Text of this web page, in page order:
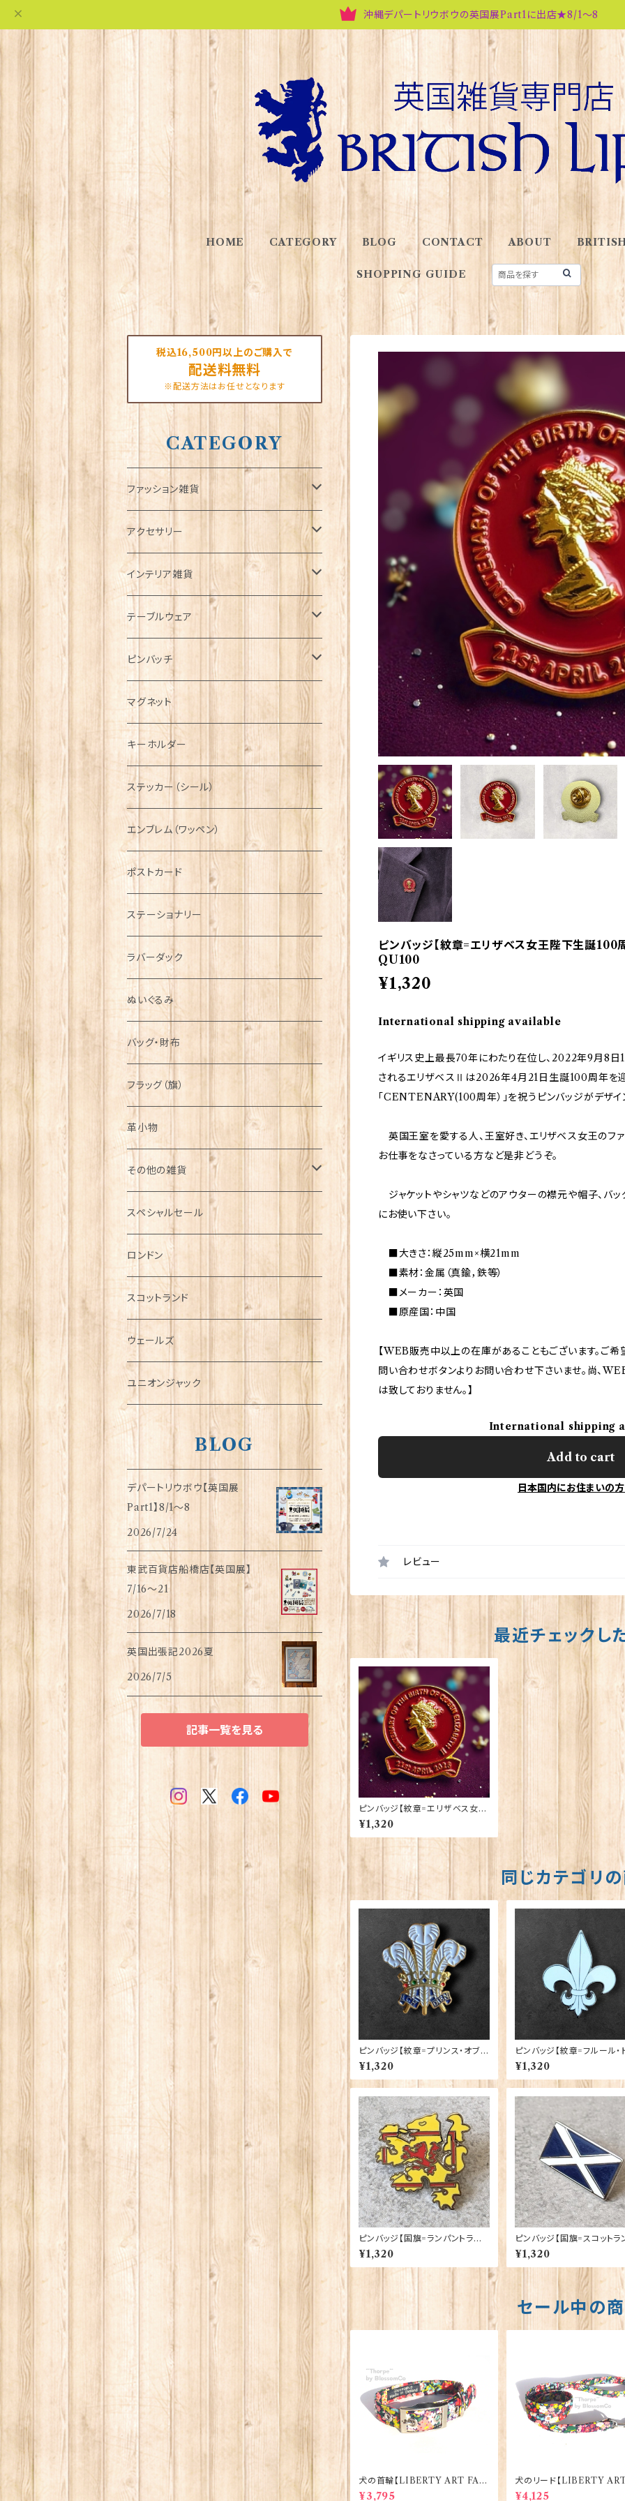
沖縄デパートリウボウの英国展Part1に出店★8/1～8
HOME CATEGORY BLOG CONTACT ABOUT
SHOPPING GUIDE
ピンバッジ【紋章=エリザベス女王陛下生誕
QU100
¥1,320
International shipping available
イギリス史上最長70年にわたり在位し、2022年9月8
されるエリザベスⅡは2026年4月21日生誕100周年を迎
「CENTENARY(100周年）」を祝うピンバッジがデザイ
英国王室を愛する人、王室好き、エリザベス女王のフ
お仕事をなさっている方など是非どうぞ。
ジャケットやシャツなどのアウターの襟元や帽子、バッ
にお使い下さい。
■大きさ：縦25mm×横21mm
■素材：金属（真鍮，鉄等）
■メーカー：英国
■原産国：中国
【WEB販売中以上の在庫があることもございます。ご
問い合わせボタンよりお問い合わせ下さいませ。尚、
は致しておりません。】
International shipping
Add to cart
日本国内にお住まいの
レビュー
最近チェックし
ピンバッジ【紋章=エリザベス女王
陛下生誕100周年】Tradition 90
040-QU100
¥1,320
同じカテゴリ
ピンバッジ【紋章=プリンス・オブ・
ウェールズ】 Cadogan 90040-
XJKB12-11
¥1,320
ピンバッジ【紋章=フルール・
ス】Cadogan 90040-XJKB16-
45
¥1,320
ピンバッジ【国旗=ランパントライ
オンシェイプ】Tradition 90040
-T1293
¥1,320
ピンバッジ【国旗=スコットラ
¥1,320
セール中の
犬の首輪【LIBERTY ART FAB
RIC=Thorpe】BlossomCo 90
¥3,795
犬のリード【LIBERTY
BRIC=Thorpe】
¥4,125
税込16,500円以上のご購入で
配送料無料
※配送方法はお任せとなります
CATEGORY
ファッション雑貨
タータンネクタイ
帽子
キャップ
ハンチング帽
キャスケット
ディアストーカー
ニット帽
Tシャツ
マフラー
タータン【Bronte by Moon】
タータン【Glencroft】
ボタンラップマフラー【Aran Traditions】
サッシュ
スカーフ
ファッションマスク
アクセサリー
ORTAK
ブローチ
ペンダント
チャーム
その他のアクセサリー
インテリア雑貨
インテリア置物
ラブスプーン
ラブスプーン【SION LLEWELLYN】
ラブスプーン【PAUL CURTIS】
ファブリック
テーブルウェア
ティータオル
ペーパーナプキン
ティーコジー
その他テーブルウェア
ピンバッチ
ジェネラルデザイン
乗り物
動物＆植物
国旗＆紋章
音楽＆楽器
ミリタリー
NAVY
AIRFORCE
ARMY
ピューター
マグネット
キーホルダー
ステッカー（シール）
エンブレム（ワッペン）
ポストカード
ステーショナリー
ラバーダック
ぬいぐるみ
バッグ・財布
フラッグ（旗）
革小物
その他の雑貨
ミニカー
チャーム
犬グッズ
傘
指貫(シンブル)
スペシャルセール
ロンドン
スコットランド
ウェールズ
ユニオンジャック
BLOG
デパートリウボウ【英国展
Part1】8/1〜8
2026/7/24
東武百貨店船橋店【英国展】
7/16～21
2026/7/18
英国出張記2026夏
2026/7/5
記事一覧を見る